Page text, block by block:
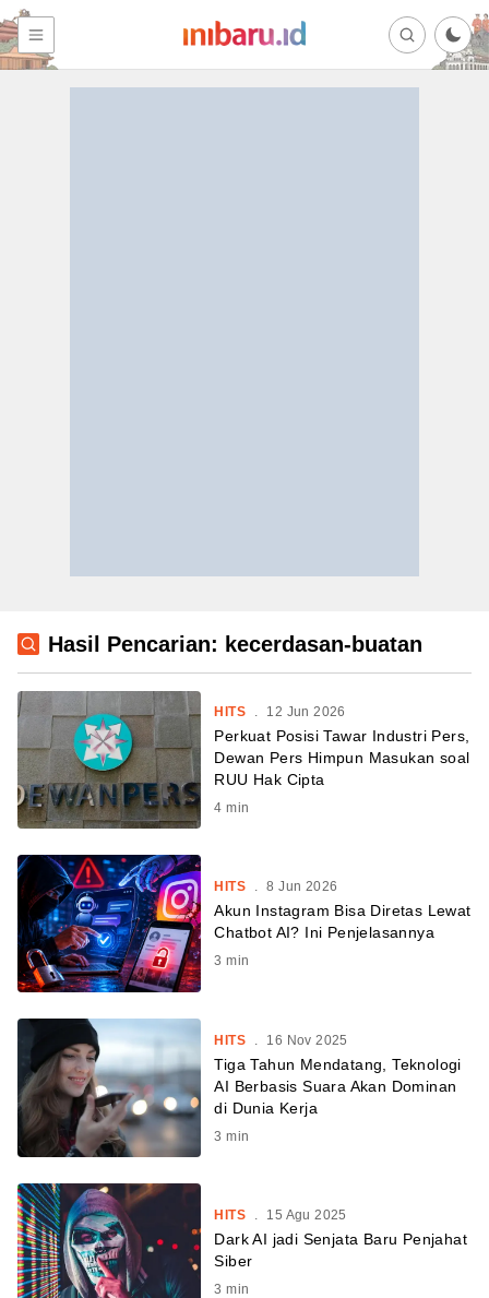
Hasil Pencarian: kecerdasan-buatan
HITS . 12 Jun 2026
Perkuat Posisi Tawar Industri Pers,
Dewan Pers Himpun Masukan soal
RUU Hak Cipta
4 min
HITS . 8 Jun 2026
Akun Instagram Bisa Diretas Lewat
Chatbot AI? Ini Penjelasannya
3 min
HITS 16 Nov 2025
Tiga Tahun Mendatang, Teknologi
AI Berbasis Suara Akan Dominan
di Dunia Kerja
3 min
HITS . 15 Agu 2025
Dark AI jadi Senjata Baru Penjahat
Siber
3 min